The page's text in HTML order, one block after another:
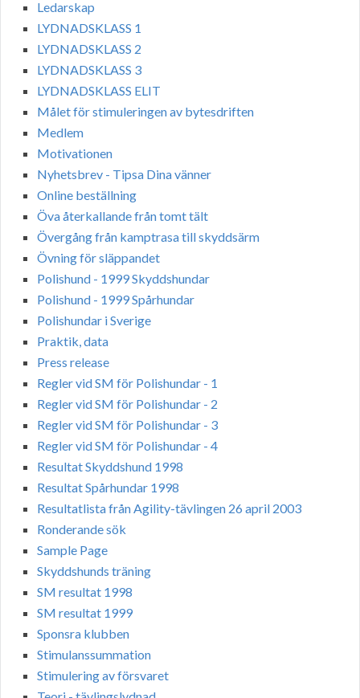
Ledarskap
LYDNADSKLASS 1
LYDNADSKLASS 2
LYDNADSKLASS 3
LYDNADSKLASS ELIT
Målet för stimuleringen av bytesdriften
Medlem
Motivationen
Nyhetsbrev - Tipsa Dina vänner
Online beställning
Öva återkallande från tomt tält
Övergång från kamptrasa till skyddsärm
Övning för släppandet
Polishund - 1999 Skyddshundar
Polishund - 1999 Spårhundar
Polishundar i Sverige
Praktik, data
Press release
Regler vid SM för Polishundar - 1
Regler vid SM för Polishundar - 2
Regler vid SM för Polishundar - 3
Regler vid SM för Polishundar - 4
Resultat Skyddshund 1998
Resultat Spårhundar 1998
Resultatlista från Agility-tävlingen 26 april 2003
Ronderande sök
Sample Page
Skyddshunds träning
SM resultat 1998
SM resultat 1999
Sponsra klubben
Stimulanssummation
Stimulering av försvaret